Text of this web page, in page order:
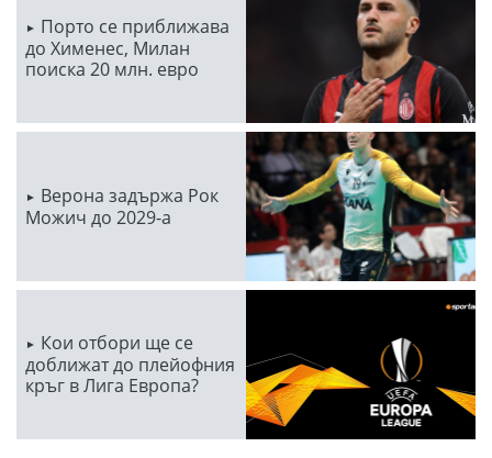
Порто се приближава
до Хименес, Милан
поиска 20 млн. евро
Верона задържа Рок
Можич до 2029-а
Кои отбори ще се
доближат до плейофния
кръг в Лига Европа?